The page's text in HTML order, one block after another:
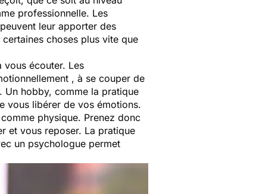
professionnelle. Les
leur apporter des
choses plus vite que
écouter. Les
, à se couper de
Un hobby, comme la pratique
vous libérer de vos émotions.
physique. Prenez donc
et vous reposer. La pratique
un psychologue permet